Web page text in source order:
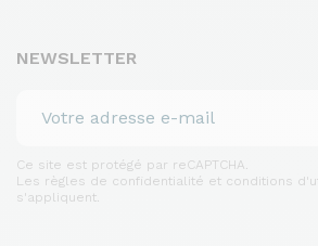
NEWSLETTER
Ce site est protégé par reCAPTCHA.
Les règles de confidentialité et conditions
s'appliquent.